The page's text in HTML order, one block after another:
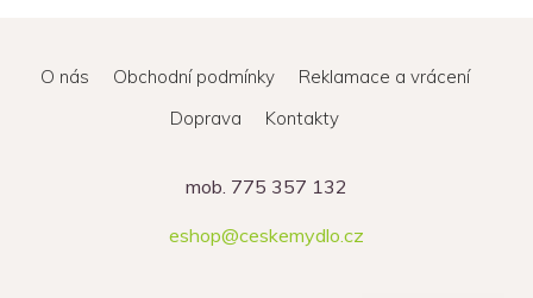
O nás Obchodní podmínky
Reklamace a vrácení
Doprava
Kontakty
mob. 775 357 132
eshop@ceskemydlo.cz